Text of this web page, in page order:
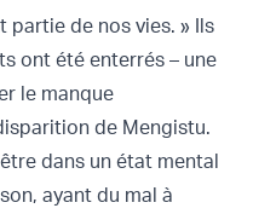
de nos vies. » Ils
ont été enterrés – une
le manque
de Mengistu.
dans un état mental
ayant du mal à